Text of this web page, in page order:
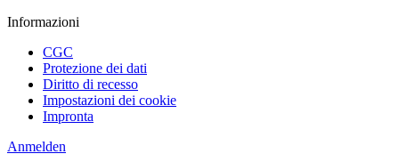
Informazioni
CGC
Protezione dei dati
Diritto di recesso
Impostazioni dei cookie
Impronta
Anmelden